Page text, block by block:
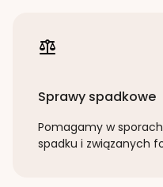
Sprawy spadkowe
Pomagamy w
spadku i związanych